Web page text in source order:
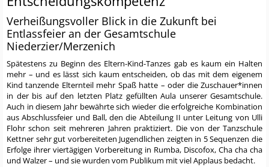
Verheißungsvoller Blick in die Zukunft bei
Entlassfeier an der Gesamtschule
Niederzier/Merzenich
Spätestens zu Beginn des Eltern-Kind-Tanzes gab es kaum ein Halten
mehr – und es lässt sich kaum entscheiden, ob das mit dem eigenem
Kind tanzende Elternteil mehr Spaß hatte – oder die Zuschauer*innen
in der bis auf den letzten Platz gefüllten Aula unserer Gesamtschule.
Auch in diesem Jahr bewährte sich wieder die erfolgreiche Kombination
aus Abschlussfeier und Ball, den die Abteilung II unter Leitung von Ulli
Flohr schon seit mehreren Jahren praktiziert. Die von der Tanzschule
Kettner sehr gut vorbereiteten Jugendlichen zeigten in 5 Sequenzen die
Erfolge ihrer viertägigen Vorbereitung in Rumba, Discofox, Cha cha cha
und Walzer – und sie wurden vom Publikum mit viel Applaus bedacht.